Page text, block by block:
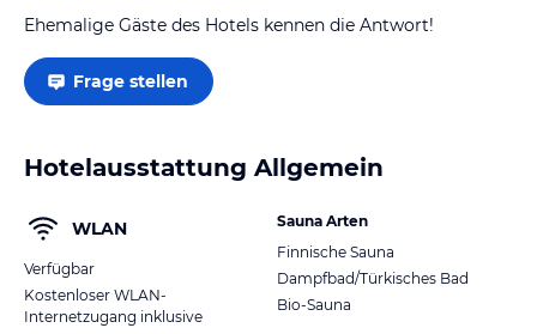
Ehemalige Gäste des Hotels kennen die Antwort!
Frage stellen
Hotelausstattung Allgemein
WLAN
Verfügbar
Kostenloser WLAN-
Internetzugang inklusive
Sauna Arten
Finnische Sauna
Dampfbad/Türkisches Bad
Bio-Sauna